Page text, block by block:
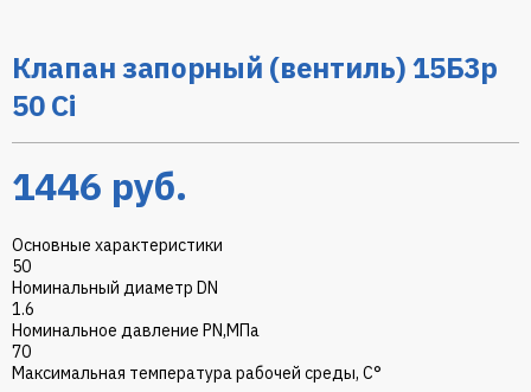
Клапан запорный (вентиль) 15Б3р
50 Ci
1446 руб.
Основные характеристики
50
Номинальный диаметр DN
1.6
Номинальное давление PN,МПа
70
Максимальная температура рабочей среды, С°